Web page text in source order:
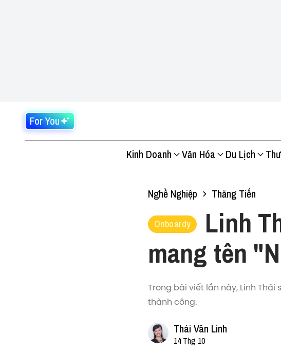
For You
Kinh Doanh Văn Hóa Du Lịch
Nghề Nghiệp Thăng Tiến
Onboardy
Linh
mang tên
Trong bài viết lần này, Linh
thành công.
Thái Vân Linh
14 Thg 10